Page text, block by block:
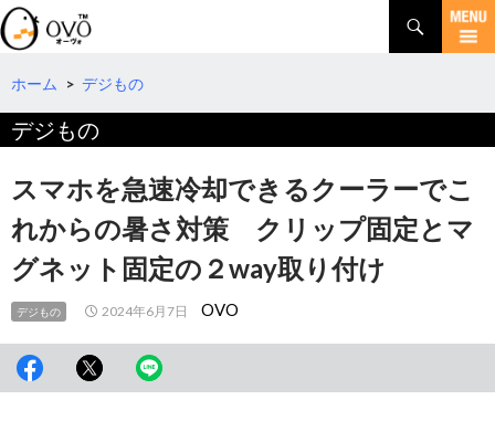
検
索
コ
テ
ツ
へ
動
ホーム > デジもの
デジもの
スマホを急速冷却できるクーラーでこ
れからの暑さ対策 クリップ固定とマ
グネット固定の２way取り付け
デジもの 2024年6月7日 OVO